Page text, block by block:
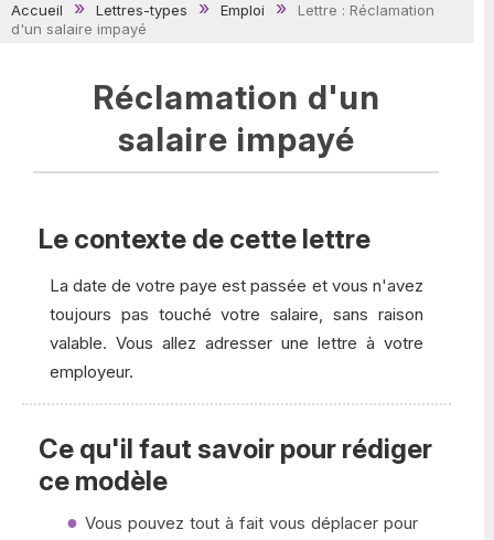
Accueil Lettres-types Emploi
Lettre : Réclamation
d'un salaire impayé
Réclamation d'un
salaire impayé
Le contexte de cette lettre
La date de votre paye est passée et vous n'avez
toujours pas touché votre salaire, sans raison
valable. Vous allez adresser une lettre à votre
employeur.
Ce qu'il faut savoir pour rédiger
ce modèle
Vous pouvez tout à fait vous déplacer pour